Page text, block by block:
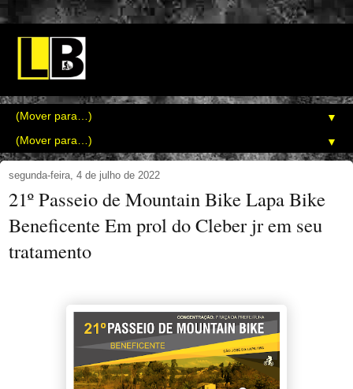
▼
▼
segunda-feira, 4 de julho de 2022
21º Passeio de Mountain Bike Lapa Bike
Beneficente Em prol do Cleber jr em seu
tratamento